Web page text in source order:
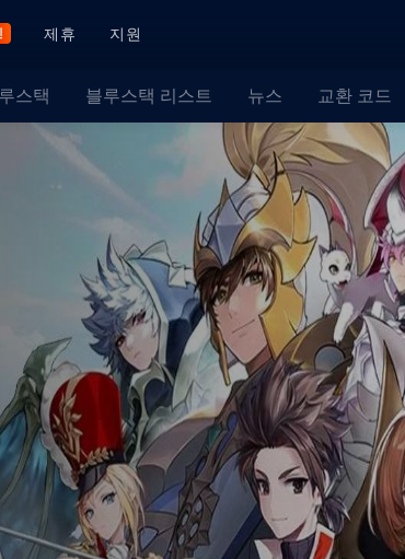
제휴 지원
스택 블루스택 리스트 뉴스 교환 코드